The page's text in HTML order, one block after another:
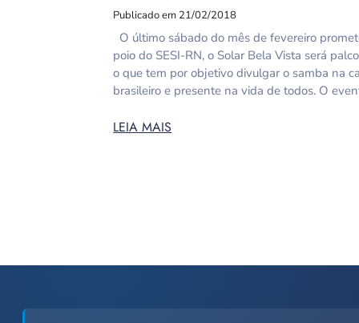
Publicado em 21/02/2018
O último sábado do mês de fevereiro
poio do SESI-RN, o Solar Bela Vista será
o que tem por objetivo divulgar o samba na
brasileiro e presente na vida de todos. O
LEIA MAIS